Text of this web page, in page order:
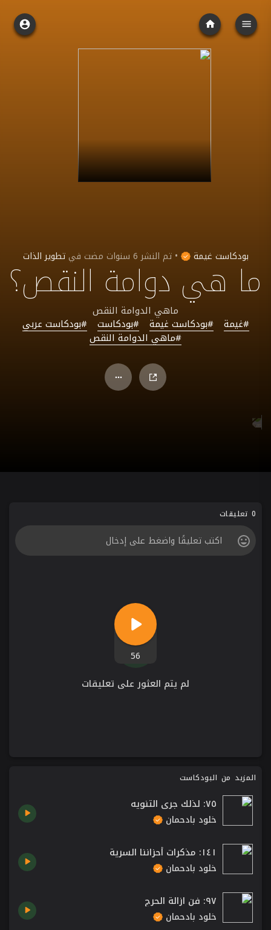
بودكاست غيمة • تم النشر6 سنوات مضت فيتطوير الذات
ما هي دوامة النقص؟
ماهي الدوامة النقص
#غيمة #بودكاست غيمة #بودكاست
#بودكاست عربي
#ماهي الدوامة النقص
56
0 تعليقات
لم يتم العثور على تعليقات
المزيد من البودكاست
٧٥: لذلك جرى التنويه
خلود بادحمان
١٤١: مذكرات أحزاننا السرية
خلود بادحمان
٩٧: فن ازالة الحرج
خلود بادحمان